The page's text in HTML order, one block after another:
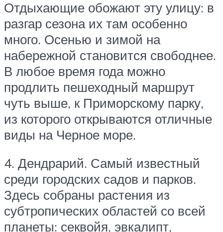
Отдыхающие обожают эту улицу: в
разгар сезона их там особенно
много. Осенью и зимой на
набережной становится свободнее.
В любое время года можно
продлить пешеходный маршрут
чуть выше, к Приморскому парку,
из которого открываются отличные
виды на Черное море.
4. Дендрарий. Самый известный
среди городских садов и парков.
Здесь собраны растения из
субтропических областей со всей
планеты: секвойя, эвкалипт,